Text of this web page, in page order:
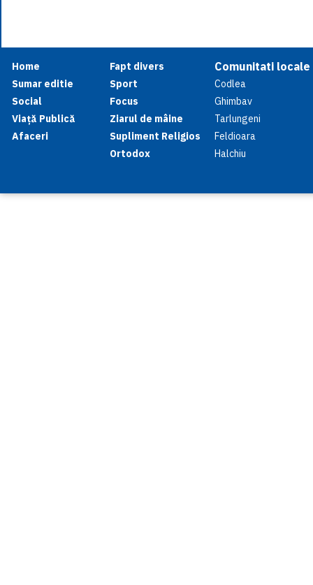
Home
Sumar editie
Social
Viață Publică
Afaceri
Fapt divers
Sport
Focus
Ziarul de mâine
Supliment Religios
Ortodox
Comunitati locale
Codlea
Ghimbav
Tarlungeni
Feldioara
Halchiu